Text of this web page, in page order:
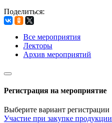
Поделиться:
Все мероприятия
Лекторы
Архив мероприятий
Регистрация на мероприятие
Выберите вариант регистрации
Участие при закупке продукции